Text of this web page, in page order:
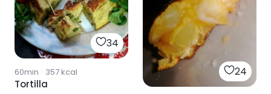
34
60min · 357kcal
Tortilla
24